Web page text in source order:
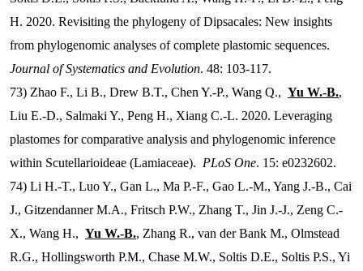
H. 2020. Revisiting the phylogeny of Dipsacales: New insights
from phylogenomic analyses of complete plastomic sequences.
Journal of Systematics and Evolution. 48: 103-117.
73) Zhao F., Li B., Drew B.T., Chen Y.-P., Wang Q., Yu W.-B.,
Liu E.-D., Salmaki Y., Peng H., Xiang C.-L. 2020. Leveraging
plastomes for comparative analysis and phylogenomic inference
within Scutellarioideae (Lamiaceae). PLoS One. 15: e0232602.
74) Li H.-T., Luo Y., Gan L., Ma P.-F., Gao L.-M., Yang J.-B., Cai
J., Gitzendanner M.A., Fritsch P.W., Zhang T., Jin J.-J., Zeng C.-
X., Wang H., Yu W.-B., Zhang R., van der Bank M., Olmstead
R.G., Hollingsworth P.M., Chase M.W., Soltis D.E., Soltis P.S., Yi